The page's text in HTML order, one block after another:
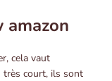
amazon
cela vaut
très court, ils sont